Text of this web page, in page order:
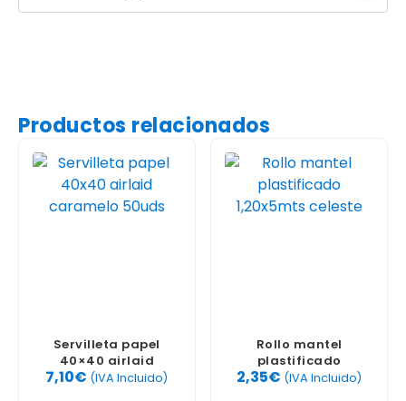
Productos relacionados
Servilleta papel
40×40 airlaid
caramelo 50uds
7,10€ (IVA Incluido)
Rollo mantel
plastificado
1,20x5mts celeste
2,35€ (IVA Incluido)